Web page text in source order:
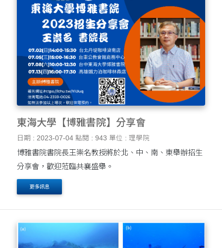
東海大學【博雅書院】分享會
日期 : 2023-07-04 點閱 : 943 單位 : 理學院
博雅書院書院長王崇名教授將於北、中、南、東舉辦招生
分享會，歡迎蒞臨共襄盛舉。
更多訊息